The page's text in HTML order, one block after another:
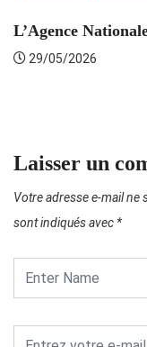
L’Agence
29/05/2026
Laisser un
Votre adresse e-mail ne
sont indiqués avec *